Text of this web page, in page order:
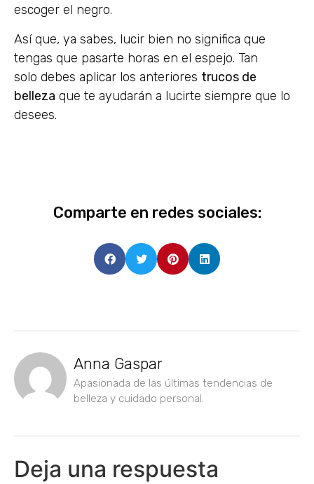
escoger el negro.
Así que, ya sabes, lucir bien no significa que
tengas que pasarte horas en el espejo. Tan
solo debes aplicar los anteriores trucos de
belleza que te ayudarán a lucirte siempre que lo
desees.
Comparte en redes sociales:
Anna Gaspar
Apasionada de las últimas tendencias de
belleza y cuidado personal.
Deja una respuesta